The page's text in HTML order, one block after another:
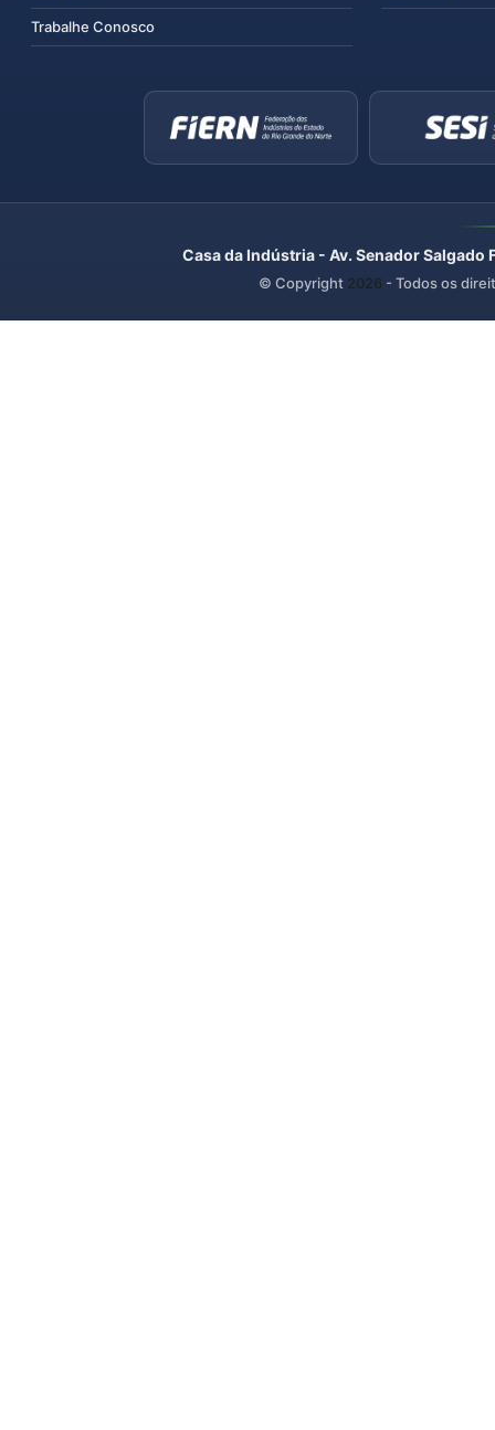
Trabalhe Conosco
Casa da Indústria - Av. Senador
© Copyright 2026 - Todos os